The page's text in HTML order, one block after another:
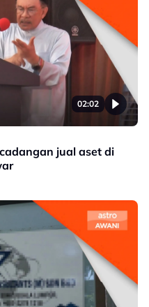
02:02
jual aset di